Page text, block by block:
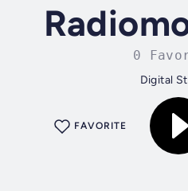
0
Digital
FAVORITE